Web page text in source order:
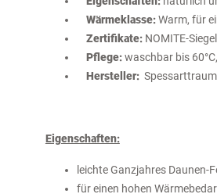
Wärmeklasse:Warm, für
Zertifikate: NOMITE-
Pflege:waschbar bis
Hersteller:
Eigenschaften:
leichte Ganzjahres Daunen-
für einen hohen